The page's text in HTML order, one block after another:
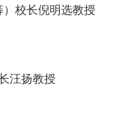
校长倪明选教授
汪扬教授